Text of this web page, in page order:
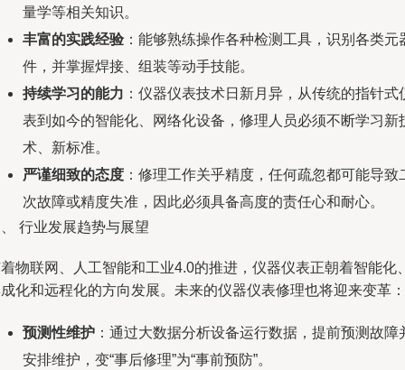
量学等相关知识。
丰富的实践经验 ：能够熟练操作各种检测工具，识别各类元
件，并掌握焊接、组装等动手技能。
持续学习的能力 ：仪器仪表技术日新月异，从传统的指针式
表到如今的智能化、网络化设备，修理人员必须不断学习新
术、新标准。
严谨细致的态度 ：修理工作关乎精度，任何疏忽都可能导致
次故障或精度失准，因此必须具备高度的责任心和耐心。
行业发展趋势与展望
物联网、人工智能和工业4.0的推进，仪器仪表正朝着智能化
化和远程化的方向发展。未来的仪器仪表修理也将迎来变革：
预测性维护 ：通过大数据分析设备运行数据，提前预测故障
安排维护，变“事后修理”为“事前预防”。